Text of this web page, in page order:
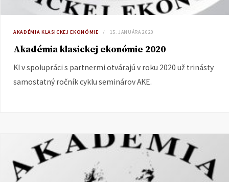
AKADÉMIA KLASICKEJ EKONÓMIE 15. JANUÁRA 2020
Akadémia klasickej ekonómie 2020
KI v spolupráci s partnermi otvárajú v roku 2020 už trinásty
samostatný ročník cyklu seminárov AKE.